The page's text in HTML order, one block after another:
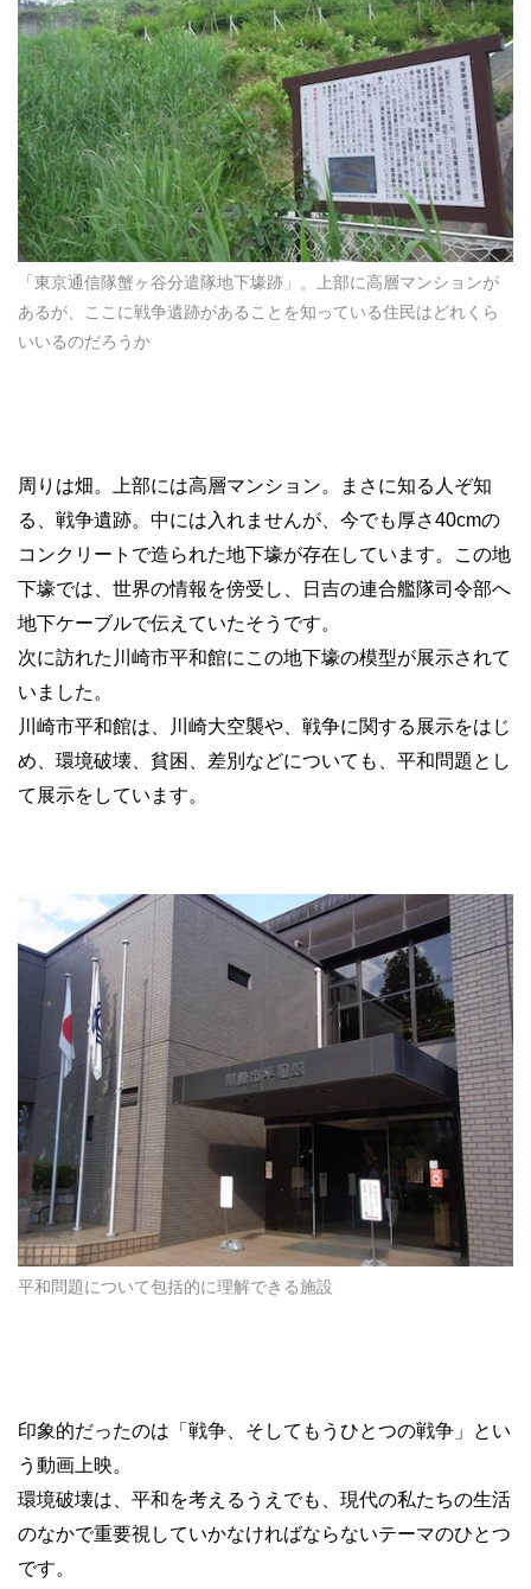
「東京通信隊蟹ヶ谷分遣隊地下壕跡」。上部に高層マンションが
あるが、ここに戦争遺跡があることを知っている住民はどれくら
いいるのだろうか
周りは畑。上部には高層マンション。まさに知る人ぞ知
る、戦争遺跡。中には入れませんが、今でも厚さ40cmの
コンクリートで造られた地下壕が存在しています。この地
下壕では、世界の情報を傍受し、日吉の連合艦隊司令部へ
地下ケーブルで伝えていたそうです。
次に訪れた川崎市平和館にこの地下壕の模型が展示されて
いました。
川崎市平和館は、川崎大空襲や、戦争に関する展示をはじ
め、環境破壊、貧困、差別などについても、平和問題とし
て展示をしています。
平和問題について包括的に理解できる施設
印象的だったのは「戦争、そしてもうひとつの戦争」とい
う動画上映。
環境破壊は、平和を考えるうえでも、現代の私たちの生活
のなかで重要視していかなければならないテーマのひとつ
です。